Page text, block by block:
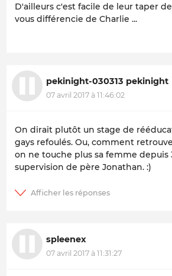
D'ailleurs c'est facile de leur taper
vous différencie de Charlie ...
pekinight-030313 pekinight
07 avril 2017 à 11:46:02
On dirait plutôt un stage de
gays refoulés. Ou, comment
on ne touche plus sa femme depuis
supervision de père Jonathan. :)
spleenex
07 avril 2017 à 11:31:27